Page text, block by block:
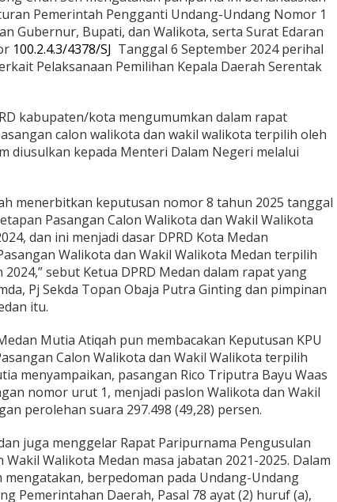
Pemerintah Pengganti Undang-Undang Nomor 1
Gubernur, Bupati, dan Walikota, serta Surat Edaran
100.2.4.3/4378/SJ Tanggal 6 September 2024 perihal
Pelaksanaan Pemilihan Kepala Daerah Serentak
kabupaten/kota mengumumkan dalam rapat
calon walikota dan wakil walikota terpilih oleh
diusulkan kepada Menteri Dalam Negeri melalui
menerbitkan keputusan nomor 8 tahun 2025 tanggal
Pasangan Calon Walikota dan Wakil Walikota
dan ini menjadi dasar DPRD Kota Medan
Walikota dan Wakil Walikota Medan terpilih
sebut Ketua DPRD Medan dalam rapat yang
Pj Sekda Topan Obaja Putra Ginting dan pimpinan
itu.
Mutia Atiqah pun membacakan Keputusan KPU
Calon Walikota dan Wakil Walikota terpilih
menyampaikan, pasangan Rico Triputra Bayu Waas
nomor urut 1, menjadi paslon Walikota dan Wakil
perolehan suara 297.498 (49,28) persen.
juga menggelar Rapat Paripurnama Pengusulan
Walikota Medan masa jabatan 2021-2025. Dalam
mengatakan, berpedoman pada Undang-Undang
Pemerintahan Daerah, Pasal 78 ayat (2) huruf (a),